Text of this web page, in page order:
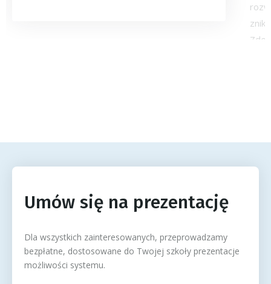
Umów się na prezentację
Dla wszystkich zainteresowanych, przeprowadzamy
bezpłatne, dostosowane do Twojej szkoły prezentacje
możliwości systemu.